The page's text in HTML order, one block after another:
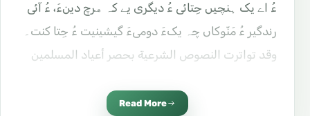
ءُ اے یک ہنچیں جِتائی ءُ دیگری یے کہ ھرچ دینءَ، ءُ آئی
رندگیر ءُ مَنّوکاں چہ یکءَ دومیءَ گیشینیت ءُ جِتا کنت۔
وقد تواترت النصوص الشرعية بحصر أعياد المسلمين
ءُ شریعتءَ مسلمانانی ائیدءِ بابتءَ بازیں نص ءُ حدیث
Read More